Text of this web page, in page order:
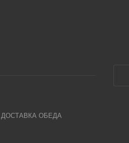
ДОСТАВКА ОБЕДА